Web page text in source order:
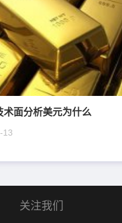
面分析美元为什么
13
关注我们